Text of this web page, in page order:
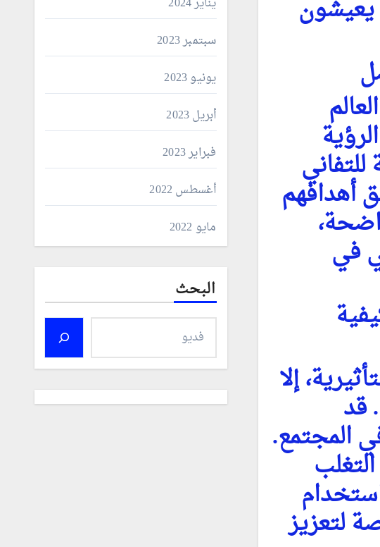
يعيشون
أهدافهم
في
إلا
قد
المجتمع.
لتعزيز
سبتمبر 2023
يونيو 2023
أبريل 2023
فبراير 2023
أغسطس 2022
مايو 2022
البحث